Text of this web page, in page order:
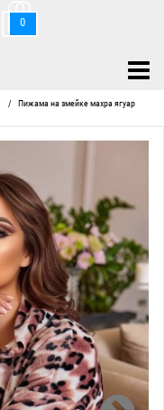
0
/ Пижама на змейке махра ягуар